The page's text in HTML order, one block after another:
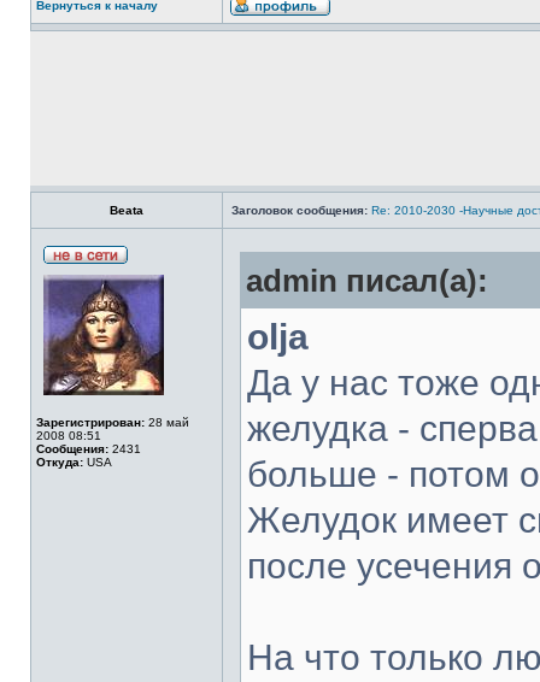
Вернуться к началу
Beata Заголовок сообщения: Re: 2010-2030 -Научные
Зарегистрирован: 28 май
2008 08:51
Сообщения: 2431
Откуда: USA
admin писал(а):
olja
Да у нас тоже
желудка -
больше - потом
Желудок имеет
после усечения
На что только